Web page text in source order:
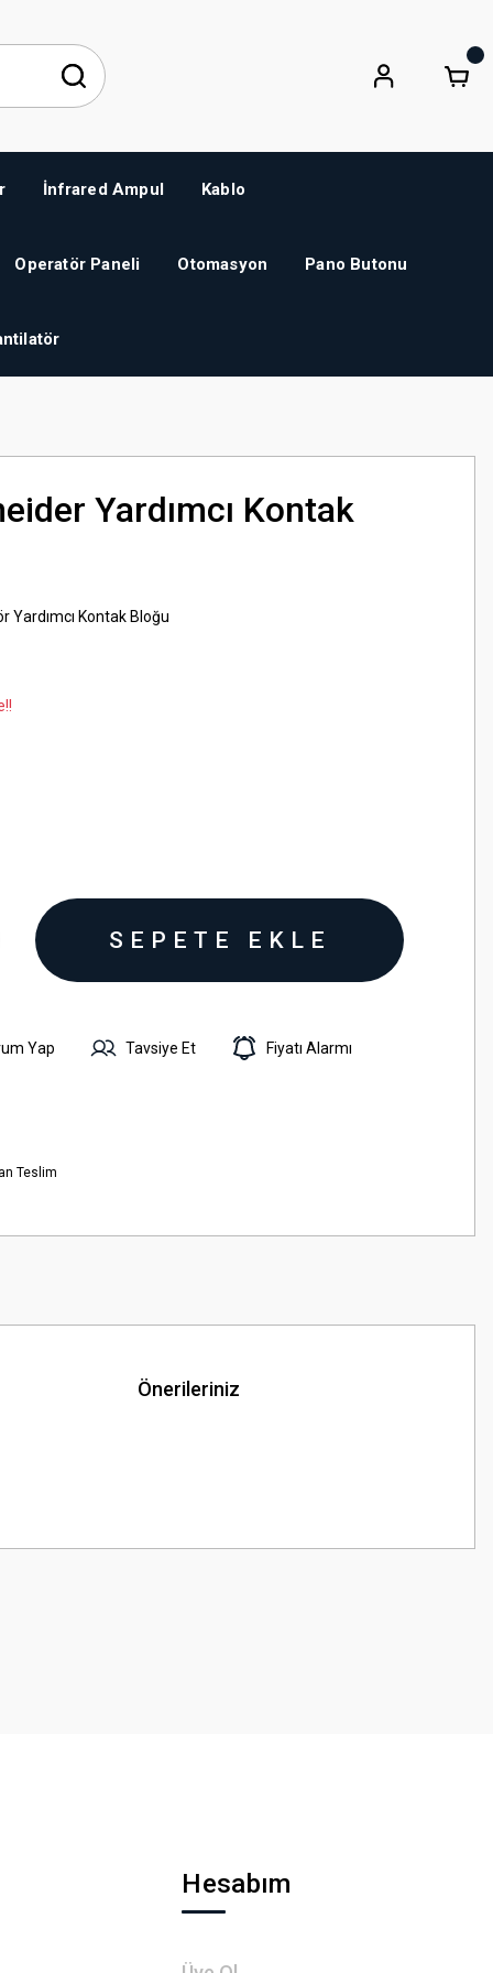
İnfrared Ampul Kablo
Operatör Paneli Otomasyon Pano Butonu
Yardımcı Kontak
Yardımcı Kontak Bloğu
SEPETE EKLE
Yap Tavsiye Et Fiyatı Alarmı
Teslim
Önerileriniz
Hesabım